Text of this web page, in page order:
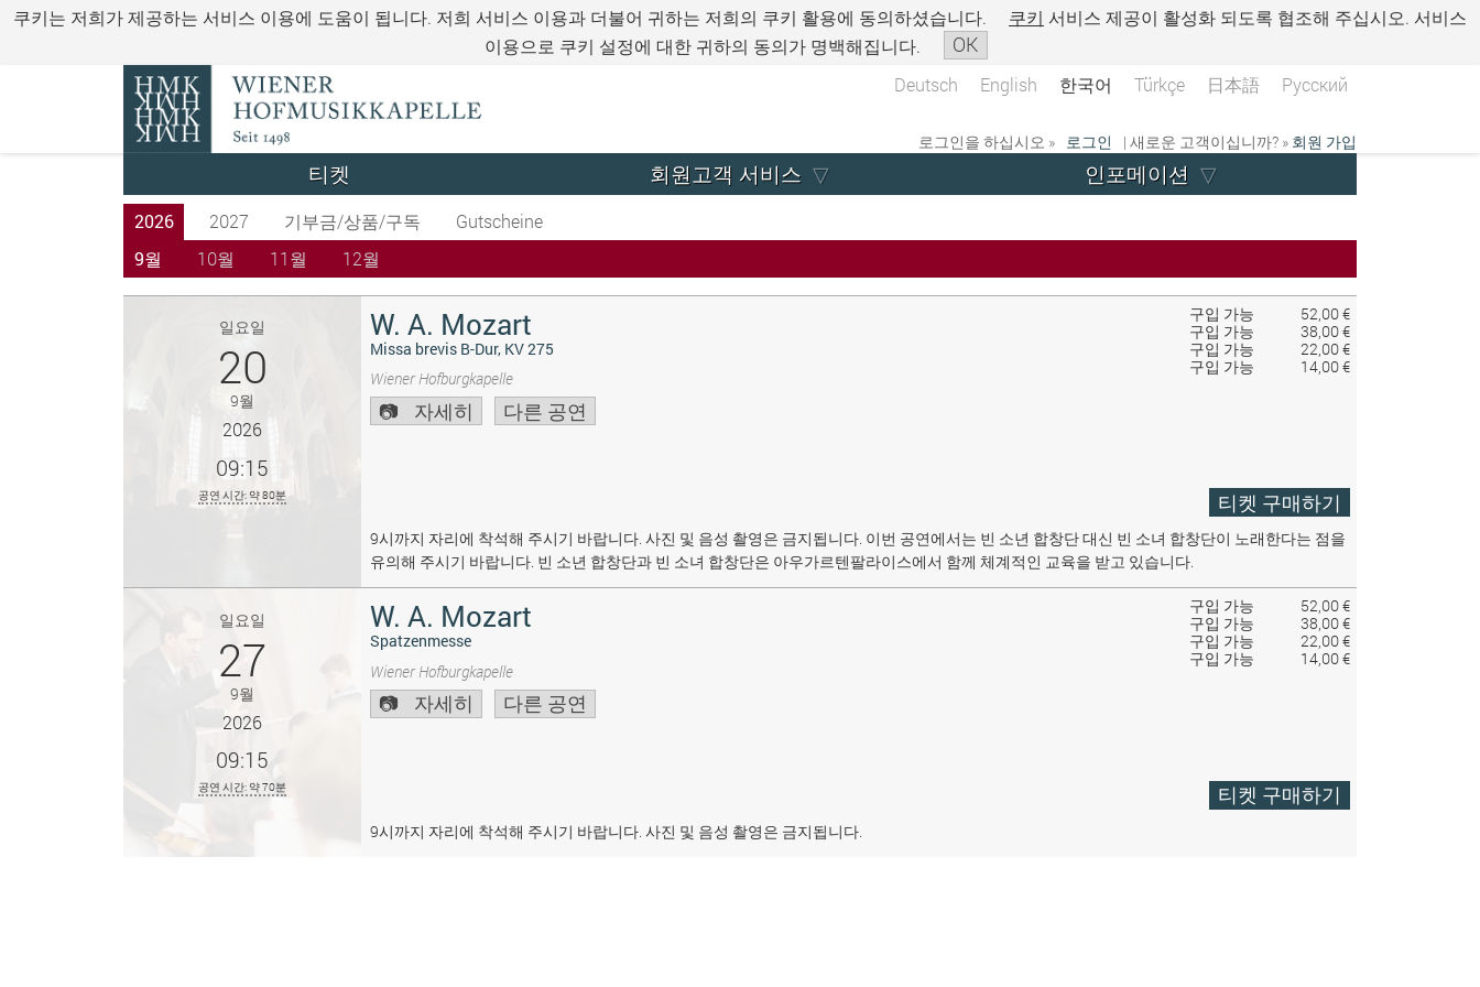
쿠키는 저희가 제공하는 서비스 이용에 도움이 됩니다. 저희 서비스 이용과 더불어 귀하는 저희의 쿠키 활용에 동의하셨습니다. 쿠키 서비스 제공이 활성화 되도록 협조해 주십시오. 서비스
이용으로 쿠키 설정에 대한 귀하의 동의가 명백해집니다.
OK
Deutsch English 한국어 Türkçe 日本語 Русский
로그인을 하십시오 » 로그인 | 새로운 고객이십니까? » 회원 가입
티켓 회원고객 서비스 인포메이션
2026 2027 기부금/상품/구독
Gutscheine
9월
10월 11월 12월
구입 가능
52,00 €
구입 가능
38,00 €
구입 가능
22,00 €
구입 가능
14,00 €
일요일
20
9월
2026
09:15
공연 시간: 약 80분
W. A. Mozart
Missa brevis B-Dur, KV 275
Wiener Hofburgkapelle
자세히 다른 공연
티켓 구매하기
9시까지 자리에 착석해 주시기 바랍니다. 사진 및 음성 촬영은 금지됩니다. 이번 공연에서는 빈 소년 합창단 대신 빈 소녀 합창단이 노래한다는 점을
유의해 주시기 바랍니다. 빈 소년 합창단과 빈 소녀 합창단은 아우가르텐팔라이스에서 함께 체계적인 교육을 받고 있습니다.
구입 가능
52,00 €
구입 가능
38,00 €
구입 가능
22,00 €
구입 가능
14,00 €
일요일
27
9월
2026
09:15
공연 시간: 약 70분
W. A. Mozart
Spatzenmesse
Wiener Hofburgkapelle
자세히 다른 공연
티켓 구매하기
9시까지 자리에 착석해 주시기 바랍니다. 사진 및 음성 촬영은 금지됩니다.